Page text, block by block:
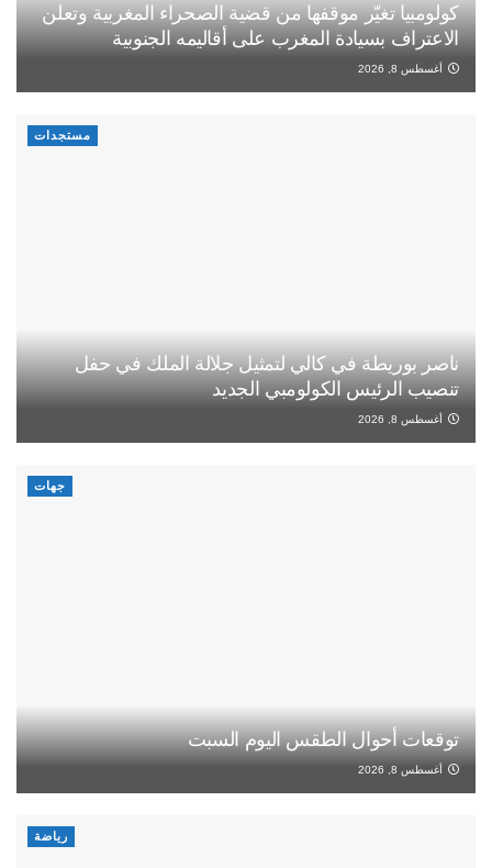
كولومبيا تغيّر موقفها من قضية الصحراء المغربية وتعلن
الاعتراف بسيادة المغرب على أقاليمه الجنوبية
أغسطس 8, 2026
مستجدات
ناصر بوريطة في كالي لتمثيل جلالة الملك في حفل
تنصيب الرئيس الكولومبي الجديد
أغسطس 8, 2026
جهات
توقعات أحوال الطقس اليوم السبت
أغسطس 8, 2026
رياضة